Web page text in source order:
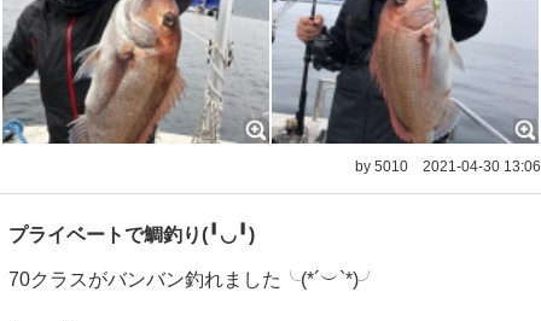
by 5010 2021-04-30 13:06
プライベートで鯛釣り(╹◡╹)
70クラスがバンバン釣れました╰(*´︶`*)╯